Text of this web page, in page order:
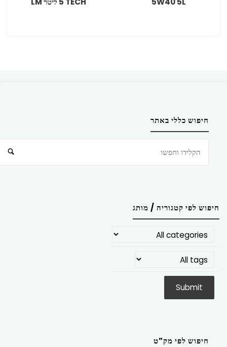
חיפוש כללי באתר
חיפוש לפי קטגוריה / מותג
חיפוש לפי מק”ט